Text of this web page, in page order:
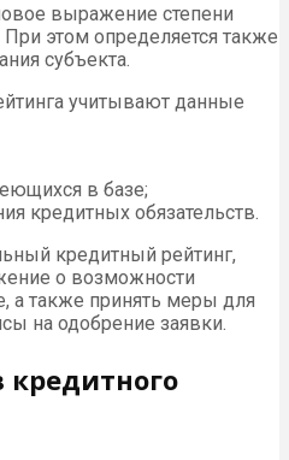
выражение степени
этом определяется также
субъекта.
учитывают данные
в базе;
кредитных обязательств.
кредитный рейтинг,
о возможности
а также принять меры для
на одобрение заявки.
кредитного